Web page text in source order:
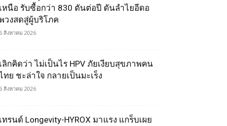
เหนือ รับซื้อกว่า 830 ตันต่อปี ดันลำไยอีดอ
วงสดสู่ผู้บริโภค
6 สิงหาคม 2026
เลิกคิดว่า ไม่เป็นไร HPV ภัยเงียบสุขภาพคน
ทย ชะล่าใจ กลายเป็นมะเร็ง
6 สิงหาคม 2026
เทรนด์ Longevity-HYROX มาแรง แกร็บเผย